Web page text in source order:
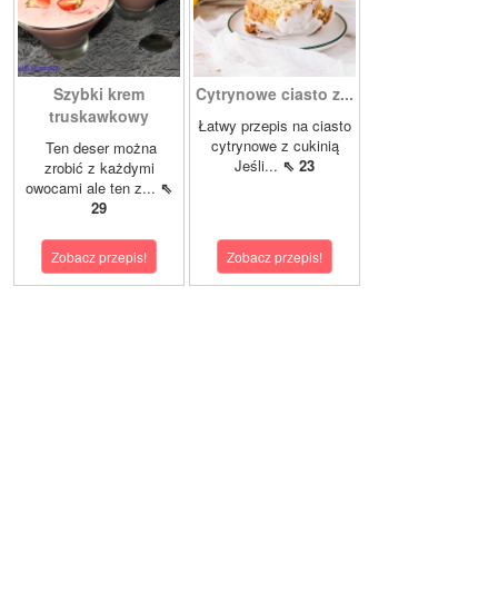
Szybki krem
truskawkowy
Ten deser można
zrobić z każdymi
owocami ale ten z... ⇖
29
Zobacz przepis!
Cytrynowe ciasto z...
Łatwy przepis na ciasto
cytrynowe z cukinią
Jeśli... ⇖ 23
Zobacz przepis!